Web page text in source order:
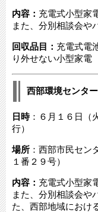
内容： 充電式小型家
また、分別相談会や
回収品目： 充電式電
り外せない小型家電
西部環境センター
日時 ：６月１６日
行）
場所 ：西部市民セン
１番２９号）
内容： 充電式小型家
また、分別相談会や
た、西部地域におけ